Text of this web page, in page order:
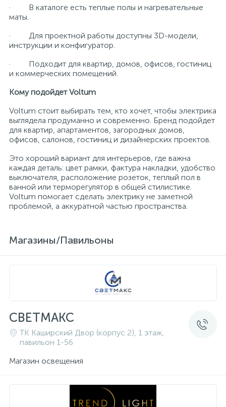
· В каталоге есть теплые полы и нагревательные
маты.
· Для проектной работы доступны 3D-модели,
инструкции и конфигуратор.
· Подходит для квартир, домов, офисов, гостиниц
и коммерческих помещений.
Кому подойдет Voltum
Voltum стоит выбирать тем, кто хочет, чтобы электрика
выглядела продуманно и современно. Бренд подойдет
для квартир, апартаментов, загородных домов,
офисов, салонов, гостиниц и дизайнерских проектов.
Это хороший вариант для интерьеров, где важна
каждая деталь: цвет рамки, фактура накладки, удобство
выключателя, расположение розеток, теплый пол в
ванной или терморегулятор в общей стилистике.
Voltum помогает сделать электрику не заметной
проблемой, а аккуратной частью пространства.
Магазины/Павильоны
СВЕТМАКС
ТК Каширский Двор (корпус 2), 1 этаж,
павильон 1-56
Магазин освещения